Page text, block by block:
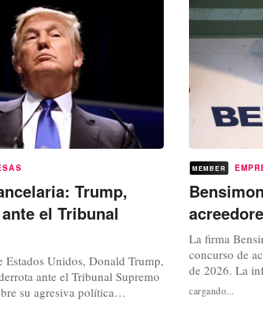
que acusa de
Trump,
el Tribunal
Estados Unidos, Donald Trump,
ante el Tribunal Supremo
su agresiva política
Supremo de Estados
que Trump se excedió en
MEMBER
La firma
concurso de
de 2026. La
ahora por el
Económicas
cargando...